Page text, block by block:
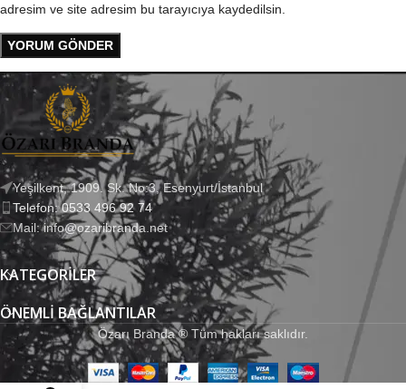
adresim ve site adresim bu tarayıcıya kaydedilsin.
Yeşilkent, 1909. Sk. No:3, Esenyurt/İstanbul
Telefon: 0533 496 92 74
Mail: info@ozaribranda.net
KATEGORILER
ÖNEMLI BAĞLANTILAR
Özarı Branda ® Tüm hakları saklıdır.